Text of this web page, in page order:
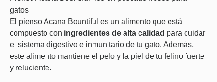
gatos
El pienso Acana Bountiful es un alimento que está
compuesto con ingredientes de alta calidad para cuidar
el sistema digestivo e inmunitario de tu gato. Además,
este alimento mantiene el pelo y la piel de tu felino fuerte
y reluciente.